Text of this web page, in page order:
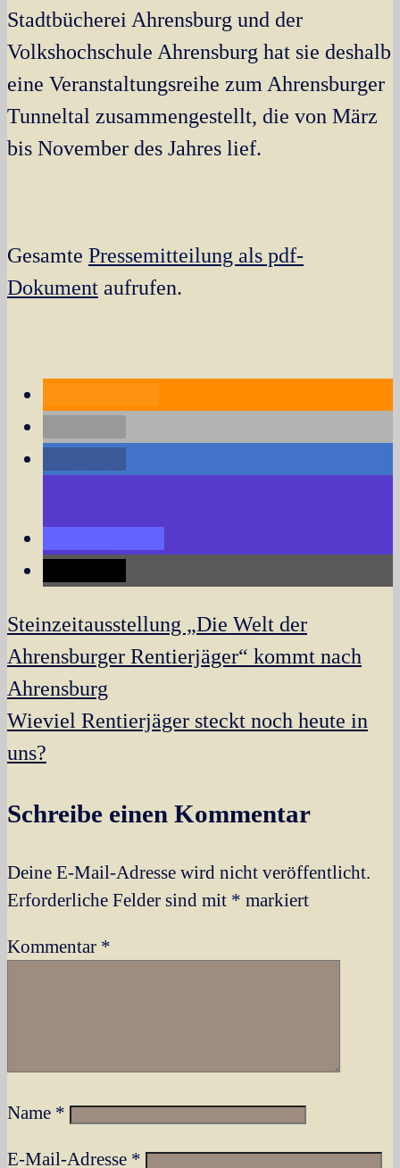
Stadtbücherei Ahrensburg und der
Volkshochschule Ahrensburg hat sie deshalb
eine Veranstaltungsreihe zum Ahrensburger
Tunneltal zusammengestellt, die von März
bis November des Jahres lief.
Gesamte Pressemitteilung als pdf-
Dokument aufrufen.
Navigation
innerhalb
eines
Beitrags
Steinzeitausstellung „Die Welt der
Ahrensburger Rentierjäger“ kommt nach
Ahrensburg
Wieviel Rentierjäger steckt noch heute in
uns?
Schreibe einen Kommentar
Deine E-Mail-Adresse wird nicht veröffentlicht.
Erforderliche Felder sind mit * markiert
Kommentar *
Name *
E-Mail-Adresse *